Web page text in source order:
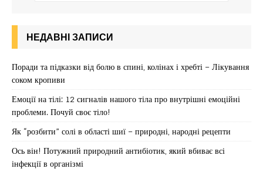
НЕДАВНІ ЗАПИСИ
Поради та підказки від болю в спині, колінах і хребті – Лікування
соком кропиви
Емоції на тілі: 12 сигналів нашого тіла про внутрішні емоційні
проблеми. Почуй своє тіло!
Як “розбити” солі в області шиї – природні, народні рецепти
Ось він! Потужний природний антибіотик, який вбиває всі
інфекції в організмі